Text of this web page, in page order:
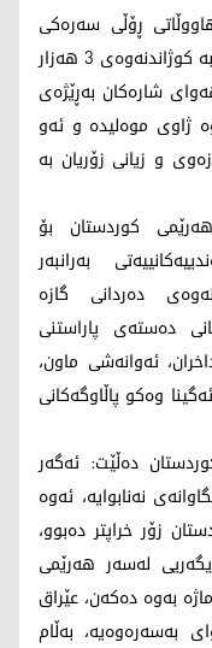
ڕۆڵی سەرەکی
دەبینێت لە پاککڕاگرتنی ژینگە، دەشڵێت: بە کوژاندنەوەی 3 هەزار
شارەکان بەڕێژەی
ژاوی موەلیدە و ئەو
و زیانی زۆریان بە
کوردستان بۆ
بەرانبەر
دەردانی گازە
دەستەی پاراستنی
ئەوانەشی ماون،
وەکو پاڵاوگەکانی
دەڵێت: ئەگەر
نەنابوایە، ئەوە
زۆر خراپتر دەبوو،
لەسەر هەرێمی
بەوە دەکەن، عێراق
بەسەرەوەیە، بەڵام